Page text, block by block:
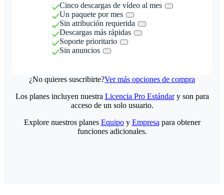
Cinco descargas de vídeo al mes
Un paquete por mes
Sin atribución requerida
Descargas más rápidas
Soporte prioritario
Sin anuncios
¿No quieres suscribirte?Ver más opciones de compra
Los planes incluyen nuestra Licencia Pro Estándary son para
acceso de un solo usuario.
Explore nuestros planes Equipoy Empresa para obtener
funciones adicionales.